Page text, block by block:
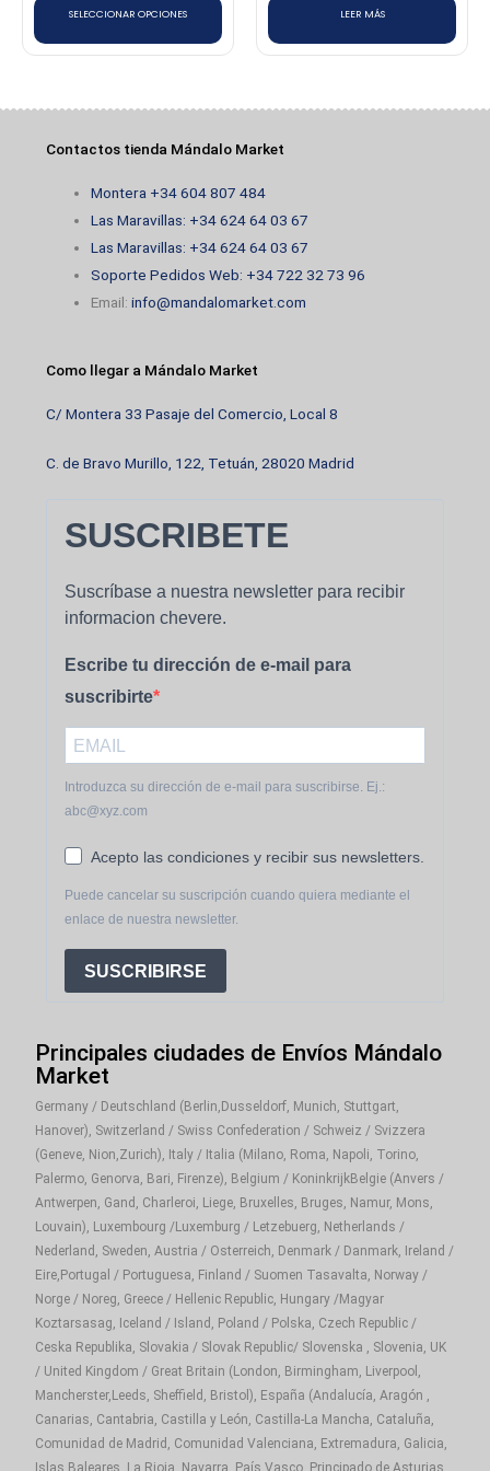
SELECCIONAR OPCIONES
página
LEER MÁS
Contactos tienda Mándalo Market
Montera +34 604 807 484
Las Maravillas: +34 624 64 03 67
Las Maravillas: +34 624 64 03 67
Soporte Pedidos Web: +34 722 32 73 96
Email:info@mandalomarket.com
Como llegar a Mándalo Market
C/ Montera 33 Pasaje del Comercio, Local 8
C. de Bravo Murillo, 122, Tetuán, 28020 Madrid
SUSCRIBETE
Suscríbase a nuestra newsletter para recibir
informacion chevere.
Escribe tu dirección de e-mail para
suscribirte
Introduzca su dirección de e-mail para suscribirse. Ej.:
abc@xyz.com
Acepto las condiciones y recibir sus newsletters.
Puede cancelar su suscripción cuando quiera mediante el
enlace de nuestra newsletter.
SUSCRIBIRSE
Principales ciudades de Envíos Mándalo
Market
Germany / Deutschland (Berlin,Dusseldorf, Munich, Stuttgart,
Hanover), Switzerland / Swiss Confederation / Schweiz / Svizzera
(Geneve, Nion,Zurich), Italy / Italia (Milano, Roma, Napoli, Torino,
Palermo, Genorva, Bari, Firenze), Belgium / KoninkrijkBelgie (Anvers /
Antwerpen, Gand, Charleroi, Liege, Bruxelles, Bruges, Namur, Mons,
Louvain), Luxembourg /Luxemburg / Letzebuerg, Netherlands /
Nederland, Sweden, Austria / Osterreich, Denmark / Danmark, Ireland /
Eire,Portugal / Portuguesa, Finland / Suomen Tasavalta, Norway /
Norge / Noreg, Greece / Hellenic Republic, Hungary /Magyar
Koztarsasag, Iceland / Island, Poland / Polska, Czech Republic /
Ceska Republika, Slovakia / Slovak Republic/ Slovenska , Slovenia, UK
/ United Kingdom / Great Britain (London, Birmingham, Liverpool,
Mancherster,Leeds, Sheffield, Bristol), España (Andalucía, Aragón ,
Canarias, Cantabria, Castilla y León, Castilla-La Mancha, Cataluña,
Comunidad de Madrid, Comunidad Valenciana, Extremadura, Galicia,